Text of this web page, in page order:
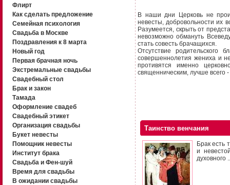
Флирт
Как сделать предложение
Семейная психология
Свадьба в Москве
Поздравления к 8 марта
Новый год
Первая брачная ночь
Экстремальные свадьбы
Свадебный стол
Брак и закон
Тамада
Оформление свадеб
Свадебный этикет
Организация свадьбы
Букет невесты
Помощник невесты
Институт брака
Свадьба и Фен-шуй
Время для свадьбы
В ожидании свадьбы
В наши дни Церковь не
невесты, добровольности их
Разумеется, скрыть от
невозможно обмануть
стать совесть брачащихся.
Отсутствие родительского
совершеннолетия жениха и
противятся именно
священническим, лучше всего
Таинство венчания
Брак есть
и
духовного